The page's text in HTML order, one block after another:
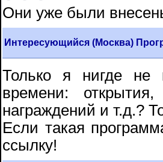
Они уже были
Интересующийся (Москва)
Только я нигде не
времени: открытия,
награждений и т.д.?
Если такая
ссылку!